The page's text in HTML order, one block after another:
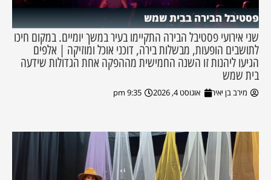
פסטיבל הבירה בבית שמש
שני אירועי פסטיבל הבירה התקיימו בעיר במשך יומיים. במקום חיכו
לתושבים הופעות, מבשלות בירה, דוכני אוכל ומוזיקה | אלפים
הגיעו ליהנות זו השנה החמישית מההפקה אחת הגדולות שידעה
בית שמש
מירב בן יאיר אוגוסט 4, 2026 9:35 pm